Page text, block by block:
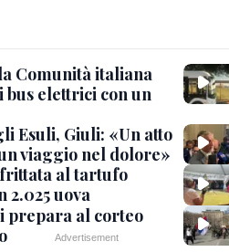
Comunità italiana
bus elettrici con un
Esuli, Giuli: «Un atto
viaggio nel dolore»
al tartufo
2.025 uova
prepara al corteo